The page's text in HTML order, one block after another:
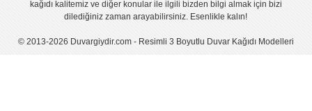
kağıdı kalitemiz ve diğer konular ile ilgili bizden bilgi almak için bizi
dilediğiniz zaman arayabilirsiniz. Esenlikle kalın!
© 2013-2026 Duvargiydir.com - Resimli 3 Boyutlu Duvar Kağıdı Modelleri